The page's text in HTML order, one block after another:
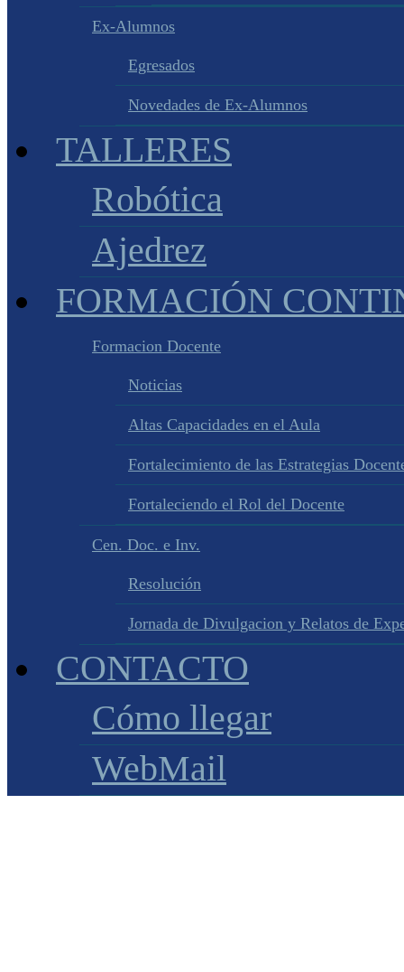
Ex-Alumnos
Egresados
Novedades de Ex-Alumnos
TALLERES
Robótica
Ajedrez
FORMACIÓN
Formacion Docente
Noticias
Altas Capacidades en el Aula
Fortalecimiento de las Estrategias
Fortaleciendo el Rol del Docente
Cen. Doc. e Inv.
Resolución
Jornada de Divulgacion y Relatos de
CONTACTO
Cómo llegar
WebMail